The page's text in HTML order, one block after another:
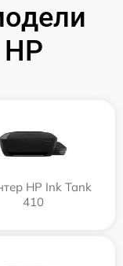
HP Ink Tank
410